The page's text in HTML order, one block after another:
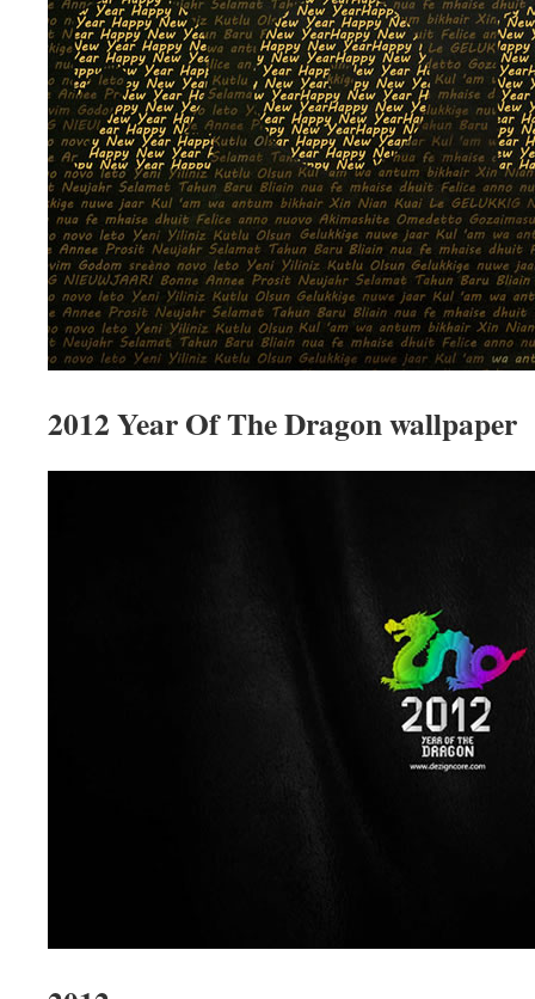
2012 Year Of The Dragon wallpaper